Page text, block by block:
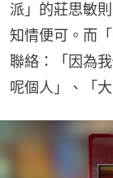
派」的莊思敏
知情便可。而
聯絡：「因為
呢個人」、「